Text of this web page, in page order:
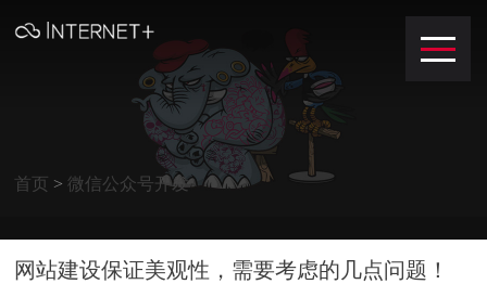
首页 > 微信公众号开发
网站建设保证美观性，需要考虑的几点问题！